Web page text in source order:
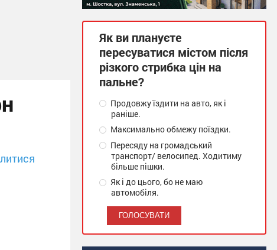
Як ви плануєте
пересуватися містом після
різкого стрибка цін на
пальне?
Продовжу їздити на авто, як і
раніше.
Максимально обмежу поїздки.
Пересяду на громадський
транспорт/ велосипед. Ходитиму
більше пішки.
Як і до цього, бо не маю
автомобіля.